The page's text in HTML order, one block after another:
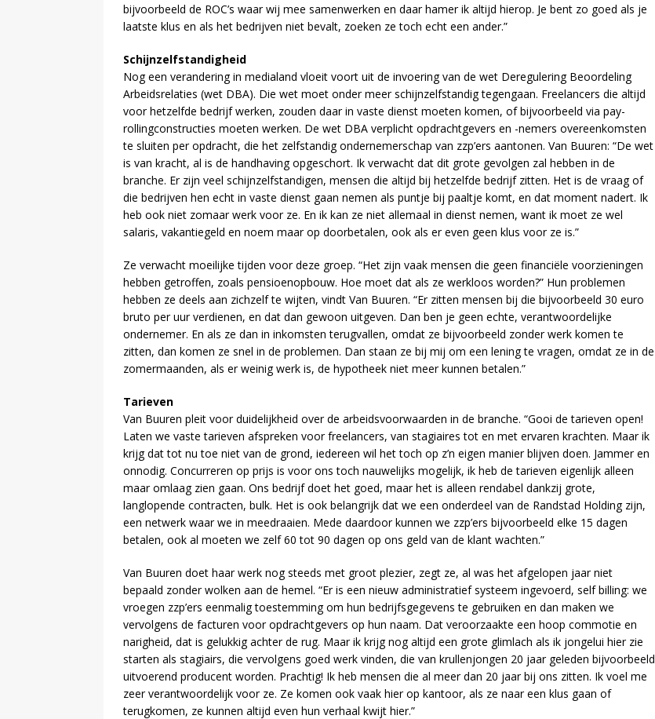
bijvoorbeeld de ROC’s waar wij mee samenwerken en daar hamer ik altijd hierop. Je bent zo goed als je
laatste klus en als het bedrijven niet bevalt, zoeken ze toch echt een ander.”
Schijnzelfstandigheid
Nog een verandering in medialand vloeit voort uit de invoering van de wet Deregulering Beoordeling
Arbeidsrelaties (wet DBA). Die wet moet onder meer schijnzelfstandig tegengaan. Freelancers die altijd
voor hetzelfde bedrijf werken, zouden daar in vaste dienst moeten komen, of bijvoorbeeld via pay-
rollingconstructies moeten werken. De wet DBA verplicht opdrachtgevers en -nemers overeenkomsten
te sluiten per opdracht, die het zelfstandig ondernemerschap van zzp’ers aantonen. Van Buuren: “De wet
is van kracht, al is de handhaving opgeschort. Ik verwacht dat dit grote gevolgen zal hebben in de
branche. Er zijn veel schijnzelfstandigen, mensen die altijd bij hetzelfde bedrijf zitten. Het is de vraag of
die bedrijven hen echt in vaste dienst gaan nemen als puntje bij paaltje komt, en dat moment nadert. Ik
heb ook niet zomaar werk voor ze. En ik kan ze niet allemaal in dienst nemen, want ik moet ze wel
salaris, vakantiegeld en noem maar op doorbetalen, ook als er even geen klus voor ze is.”
Ze verwacht moeilijke tijden voor deze groep. “Het zijn vaak mensen die geen financiële voorzieningen
hebben getroffen, zoals pensioenopbouw. Hoe moet dat als ze werkloos worden?” Hun problemen
hebben ze deels aan zichzelf te wijten, vindt Van Buuren. “Er zitten mensen bij die bijvoorbeeld 30 euro
bruto per uur verdienen, en dat dan gewoon uitgeven. Dan ben je geen echte, verantwoordelijke
ondernemer. En als ze dan in inkomsten terugvallen, omdat ze bijvoorbeeld zonder werk komen te
zitten, dan komen ze snel in de problemen. Dan staan ze bij mij om een lening te vragen, omdat ze in de
zomermaanden, als er weinig werk is, de hypotheek niet meer kunnen betalen.”
Tarieven
Van Buuren pleit voor duidelijkheid over de arbeidsvoorwaarden in de branche. “Gooi de tarieven open!
Laten we vaste tarieven afspreken voor freelancers, van stagiaires tot en met ervaren krachten. Maar ik
krijg dat tot nu toe niet van de grond, iedereen wil het toch op z’n eigen manier blijven doen. Jammer en
onnodig. Concurreren op prijs is voor ons toch nauwelijks mogelijk, ik heb de tarieven eigenlijk alleen
maar omlaag zien gaan. Ons bedrijf doet het goed, maar het is alleen rendabel dankzij grote,
langlopende contracten, bulk. Het is ook belangrijk dat we een onderdeel van de Randstad Holding zijn,
een netwerk waar we in meedraaien. Mede daardoor kunnen we zzp’ers bijvoorbeeld elke 15 dagen
betalen, ook al moeten we zelf 60 tot 90 dagen op ons geld van de klant wachten.”
Van Buuren doet haar werk nog steeds met groot plezier, zegt ze, al was het afgelopen jaar niet
bepaald zonder wolken aan de hemel. “Er is een nieuw administratief systeem ingevoerd, self billing: we
vroegen zzp’ers eenmalig toestemming om hun bedrijfsgegevens te gebruiken en dan maken we
vervolgens de facturen voor opdrachtgevers op hun naam. Dat veroorzaakte een hoop commotie en
narigheid, dat is gelukkig achter de rug. Maar ik krijg nog altijd een grote glimlach als ik jongelui hier zie
starten als stagiairs, die vervolgens goed werk vinden, die van krullenjongen 20 jaar geleden bijvoorbeeld
uitvoerend producent worden. Prachtig! Ik heb mensen die al meer dan 20 jaar bij ons zitten. Ik voel me
zeer verantwoordelijk voor ze. Ze komen ook vaak hier op kantoor, als ze naar een klus gaan of
terugkomen, ze kunnen altijd even hun verhaal kwijt hier.”